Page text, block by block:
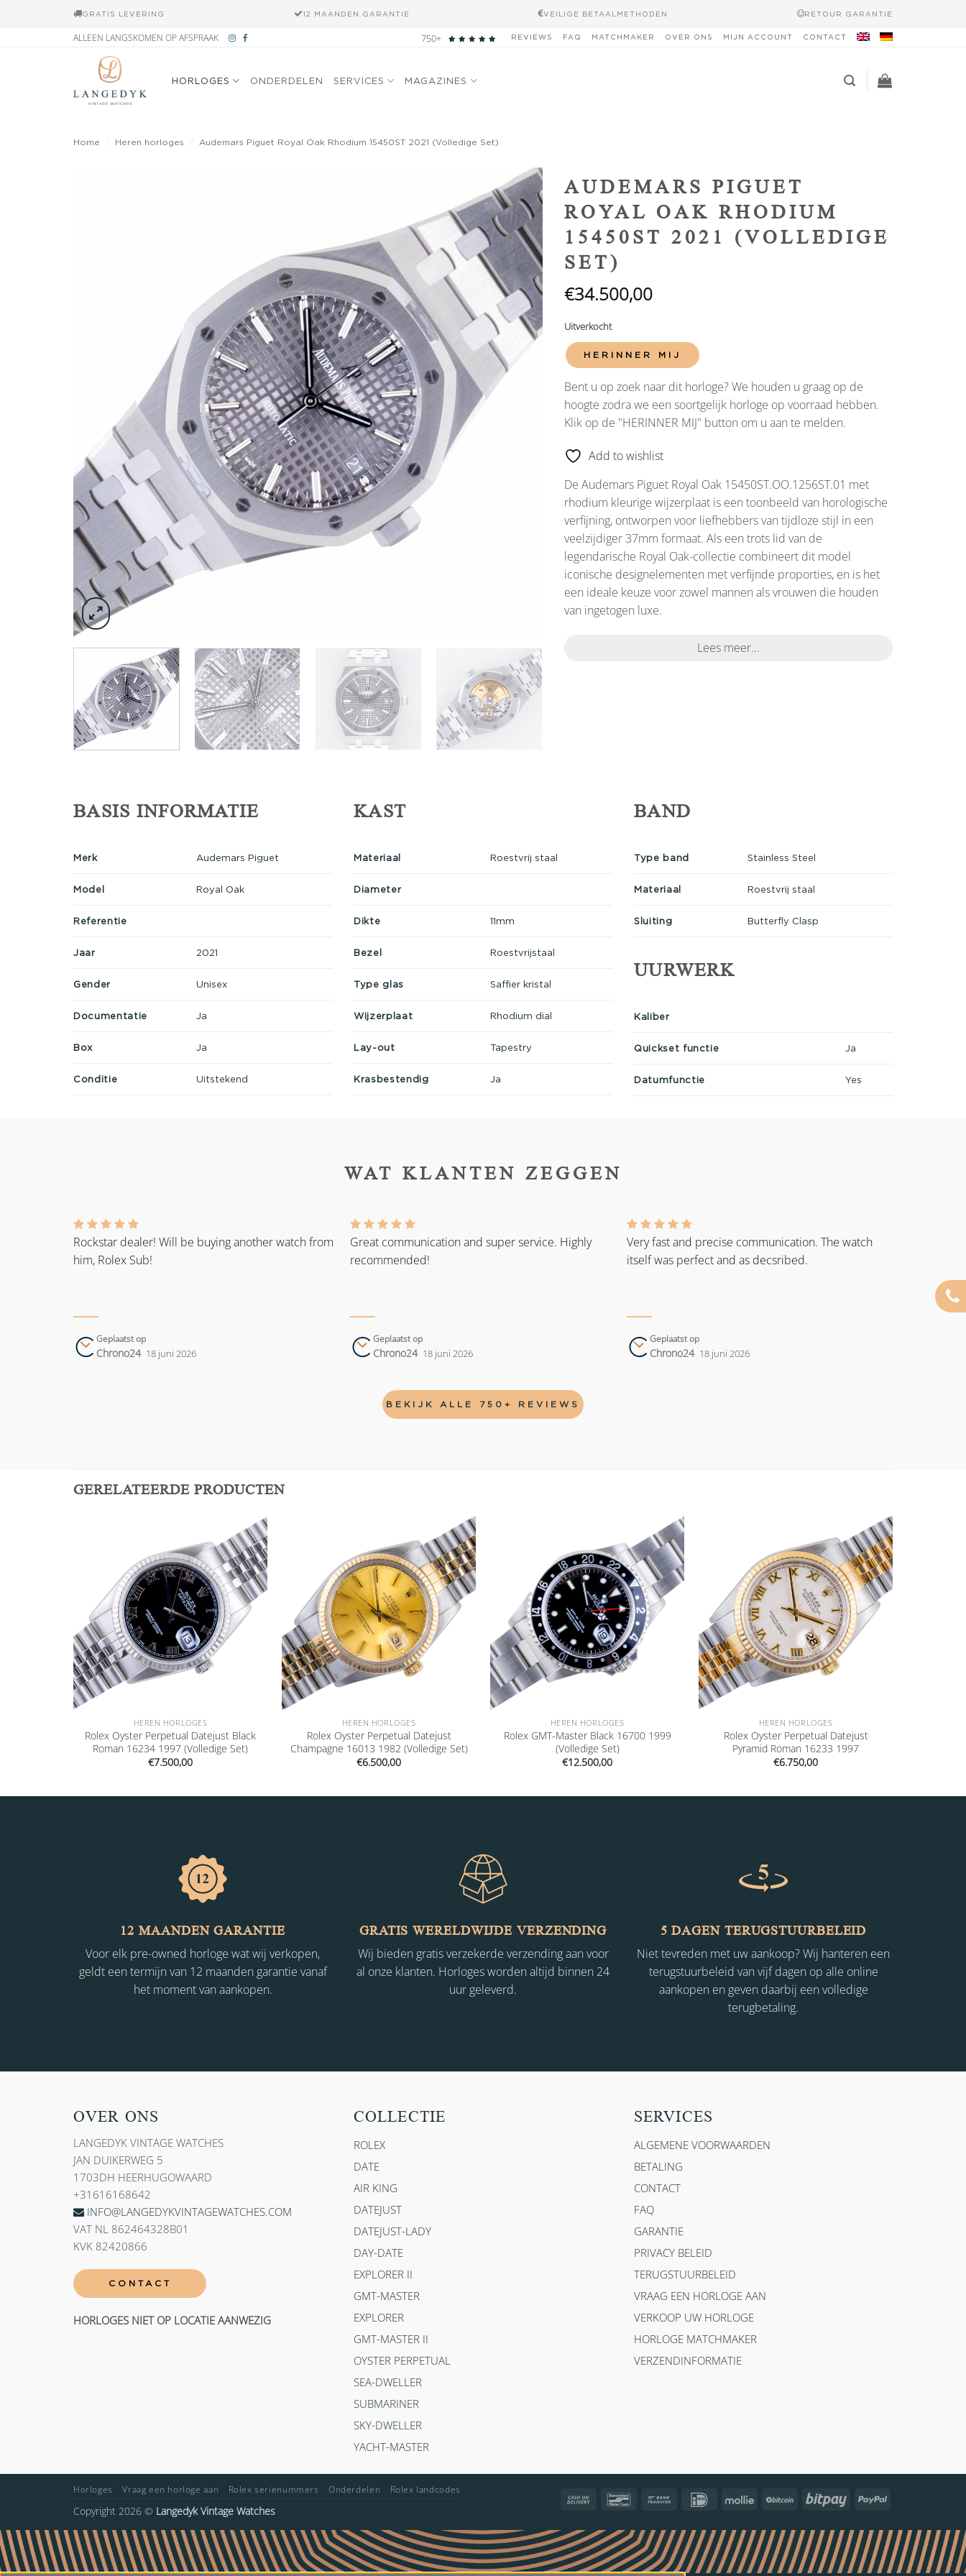
GRATIS LEVERING 12 MAANDEN GARANTIE VEILIGE BETAALMETHODEN RETOUR GARANTIE
ALLEEN LANGSKOMEN OP AFSPRAAK 750+ REVIEWS FAQ MATCHMAKER OVER ONS MIJN ACCOUNT CONTACT
HORLOGES ONDERDELEN SERVICES MAGAZINES
Home Heren horloges Audemars Piguet Royal Oak Rhodium 15450ST 2021 (Volledige Set)
Add to
wishlist
AUDEMARS PIGUET
ROYAL OAK RHODIUM
15450ST 2021 (VOLLEDIGE
SET)
€34.500,00
Uitverkocht
HERINNER MIJ
Bent u op zoek naar dit horloge? We houden u graag op de
hoogte zodra we een soortgelijk horloge op voorraad hebben.
Klik op de "HERINNER MIJ" button om u aan te melden.
Add to wishlist
De Audemars Piguet Royal Oak 15450ST.OO.1256ST.01 met
rhodium kleurige wijzerplaat is een toonbeeld van horologische
verfijning, ontworpen voor liefhebbers van tijdloze stijl in een
veelzijdiger 37mm formaat. Als een trots lid van de
legendarische Royal Oak-collectie combineert dit model
iconische designelementen met verfijnde proporties, en is het
een ideale keuze voor zowel mannen als vrouwen die houden
van ingetogen luxe.
Lees meer...
BASIS INFORMATIE
Merk Audemars Piguet
Model Royal Oak
Referentie
Jaar 2021
Gender Unisex
Documentatie Ja
Box Ja
Conditie Uitstekend
KAST
Materiaal Roestvrij staal
Diameter
Dikte 11mm
Bezel Roestvrijstaal
Type glas Saffier kristal
Wijzerplaat Rhodium dial
Lay-out Tapestry
Krasbestendig Ja
BAND
Type band Stainless Steel
Materiaal Roestvrij staal
Sluiting Butterfly Clasp
UURWERK
Kaliber
Quickset functie Ja
Datumfunctie Yes
WAT KLANTEN ZEGGEN
Rockstar dealer! Will be buying another watch from
him, Rolex Sub!
Geplaatst op
Chrono24 18 juni 2026
Great communication and super service. Highly
recommended!
Geplaatst op
Chrono24 18 juni 2026
Very fast and precise communication. The watch
itself was perfect and as decsribed.
Geplaatst op
Chrono24 18 juni 2026
BEKIJK ALLE 750+ REVIEWS
GERELATEERDE PRODUCTEN
Add to
wishlist
HEREN HORLOGES
Rolex Oyster Perpetual Datejust Black
Roman 16234 1997 (Volledige Set)
€7.500,00
Add to
wishlist
HEREN HORLOGES
Rolex Oyster Perpetual Datejust
Champagne 16013 1982 (Volledige Set)
€6.500,00
Add to
wishlist
HEREN HORLOGES
Rolex GMT-Master Black 16700 1999
(Volledige Set)
€12.500,00
Add to
wishlist
HEREN HORLOGES
Rolex Oyster Perpetual Datejust
Pyramid Roman 16233 1997
€6.750,00
12 MAANDEN GARANTIE
Voor elk pre-owned horloge wat wij verkopen,
geldt een termijn van 12 maanden garantie vanaf
het moment van aankopen.
GRATIS WERELDWIJDE VERZENDING
Wij bieden gratis verzekerde verzending aan voor
al onze klanten. Horloges worden altijd binnen 24
uur geleverd.
5 DAGEN TERUGSTUURBELEID
Niet tevreden met uw aankoop? Wij hanteren een
terugstuurbeleid van vijf dagen op alle online
aankopen en geven daarbij een volledige
terugbetaling.
OVER ONS
LANGEDYK VINTAGE WATCHES
JAN DUIKERWEG 5
1703DH HEERHUGOWAARD
+31616168642
INFO@LANGEDYKVINTAGEWATCHES.COM
VAT NL 862464328B01
KVK 82420866
CONTACT
HORLOGES NIET OP LOCATIE AANWEZIG
COLLECTIE
ROLEX
DATE
AIR KING
DATEJUST
DATEJUST-LADY
DAY-DATE
EXPLORER II
GMT-MASTER
EXPLORER
GMT-MASTER II
OYSTER PERPETUAL
SEA-DWELLER
SUBMARINER
SKY-DWELLER
YACHT-MASTER
SERVICES
ALGEMENE VOORWAARDEN
BETALING
CONTACT
FAQ
GARANTIE
PRIVACY BELEID
TERUGSTUURBELEID
VRAAG EEN HORLOGE AAN
VERKOOP UW HORLOGE
HORLOGE MATCHMAKER
VERZENDINFORMATIE
Cash
Delivery
Bancontact Bank
IDeal Mollie BitCoin Bitpay PayPal
Horloges Vraag een horloge aan Rolex serienummers Onderdelen Rolex landcodes
Copyright 2026 © Langedyk Vintage Watches